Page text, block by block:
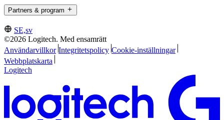
Partners & program
SE,sv
©2026 Logitech. Med ensamrätt
Användarvillkor Integritetspolicy Cookie-inställningar
Webbplatskarta
Logitech